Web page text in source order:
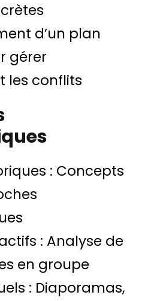
d’un plan
gérer
les conflits
: Concepts
: Analyse de
en groupe
: Diaporamas,